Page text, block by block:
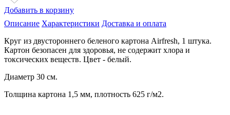
Добавить в корзину
Описание Характеристики Доставка и оплата
Круг из двустороннего беленого картона Airfresh, 1 штука.
Картон безопасен для здоровья, не содержит хлора и
токсических веществ. Цвет - белый.
Диаметр 30 см.
Толщина картона 1,5 мм, плотность 625 г/м2.